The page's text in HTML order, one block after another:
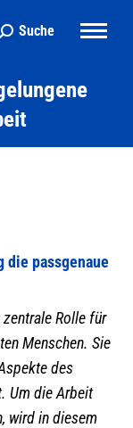
Search:
Suche
die passgenaue
Rolle für
Menschen. Sie
des
Um die Arbeit
wird in diesem